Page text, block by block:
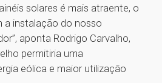
solares é mais atraente, o
a instalação do nosso
aponta Rodrigo Carvalho,
permitiria uma
eólica e maior utilização